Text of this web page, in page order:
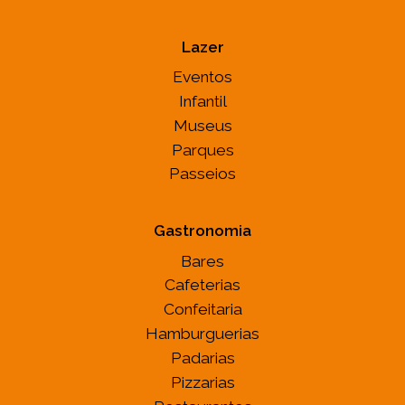
Lazer
Eventos
Infantil
Museus
Parques
Passeios
Gastronomia
Bares
Cafeterias
Confeitaria
Hamburguerias
Padarias
Pizzarias